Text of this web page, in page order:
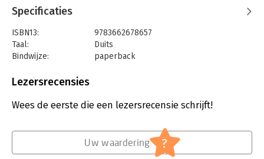
explizit erläutert. Das Buch macht somit letztlich
gleichen geometrischen Intuition zugänglich, wie es bei
elementaren Konzepten im ersten Semester üblich ist. Der
gaußsche Eliminationsalgorithmus etwa löst nicht nur
genügend weit entwickelt, kann man damit auch inverse
ob zwei Polynome einen gemeinsamen Teiler haben und jedes
eine einheitliche Art mit einem einzigen Tableau lösen. Mit
Matrizen kann man nicht nur Gleichungssysteme aufstellen
und lösen, man kann damit auch optische Systeme
Specificaties
ISBN13:
9783662678657
Taal:
Duits
Bindwijze:
paperback
Lezersrecensies
Wees de eerste die een lezersrecensie schrijft!
Uw waardering ?